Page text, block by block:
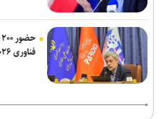
فناوری ۲۰۲۶